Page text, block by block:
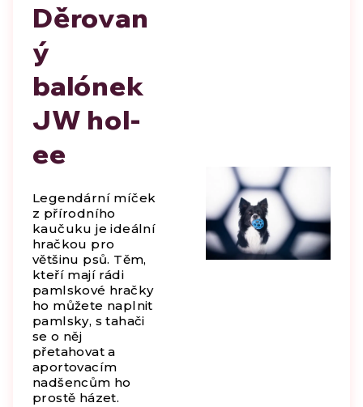
Děrovan
ý
balónek
JW hol-
ee
Legendární míček
z přírodního
kaučuku je ideální
hračkou pro
většinu psů. Těm,
kteří mají rádi
pamlskové hračky
ho můžete naplnit
pamlsky, s tahači
se o něj
přetahovat a
aportovacím
nadšencům ho
prostě házet.